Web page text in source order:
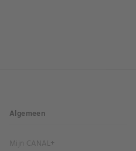
Algemeen
Mijn CANAL+